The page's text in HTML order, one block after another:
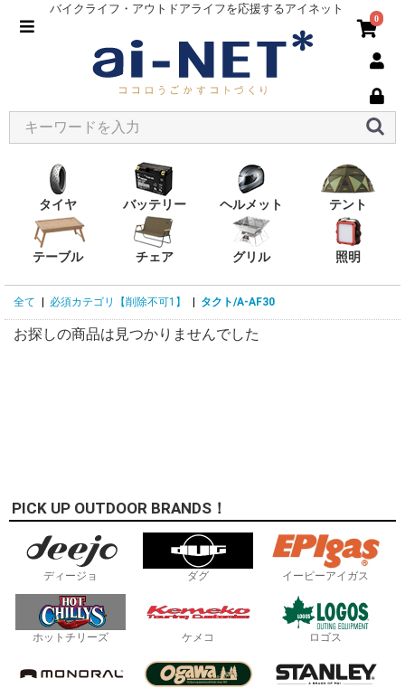
バイクライフ・アウトドアライフを応援するアイネット
0
タイヤ バッテリー ヘルメット テント
テーブル チェア グリル 照明
全て 必須カテゴリ【削除不可1】 タクト/A-AF30
お探しの商品は見つかりませんでした
PICK UP OUTDOOR BRANDS！
ディージョ ダグ イーピーアイガス
ホットチリーズ ケメコ ロゴス